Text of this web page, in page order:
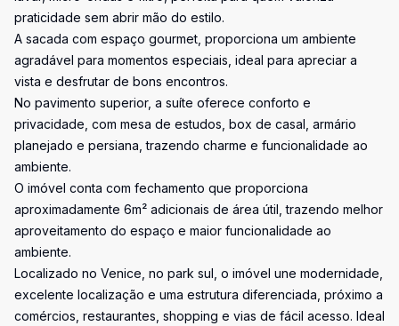
praticidade sem abrir mão do estilo.
A sacada com espaço gourmet, proporciona um ambiente
agradável para momentos especiais, ideal para apreciar a
vista e desfrutar de bons encontros.
No pavimento superior, a suíte oferece conforto e
privacidade, com mesa de estudos, box de casal, armário
planejado e persiana, trazendo charme e funcionalidade ao
ambiente.
O imóvel conta com fechamento que proporciona
aproximadamente 6m² adicionais de área útil, trazendo melhor
aproveitamento do espaço e maior funcionalidade ao
ambiente.
Localizado no Venice, no park sul, o imóvel une modernidade,
excelente localização e uma estrutura diferenciada, próximo a
comércios, restaurantes, shopping e vias de fácil acesso. Ideal